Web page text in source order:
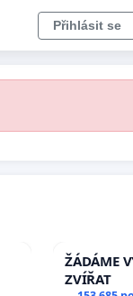
Přihlásit se
ŽÁDÁME
ZVÍŘAT